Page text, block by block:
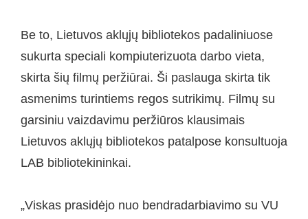
Be to, Lietuvos aklųjų bibliotekos padaliniuose
sukurta speciali kompiuterizuota darbo vieta,
skirta šių filmų peržiūrai. Ši paslauga skirta tik
asmenims turintiems regos sutrikimų. Filmų su
garsiniu vaizdavimu peržiūros klausimais
Lietuvos aklųjų bibliotekos patalpose konsultuoja
LAB bibliotekininkai.
„Viskas prasidėjo nuo bendradarbiavimo su VU